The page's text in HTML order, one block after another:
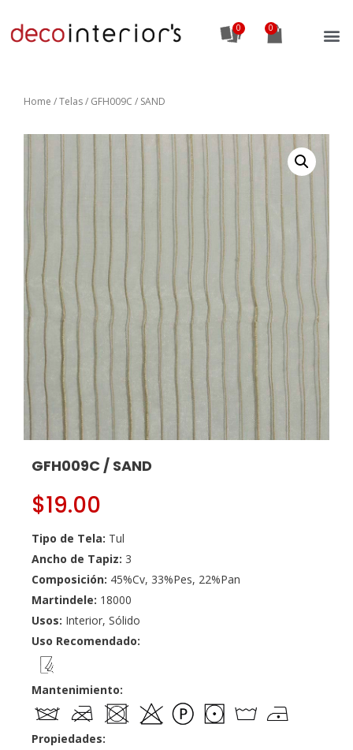
0
Home /Telas/ GFH009C / SAND
GFH009C / SAND
$19.00
Tipo de Tela: Tul
Ancho de Tapiz: 3
Composición: 45%Cv, 33%Pes, 22%Pan
Martindele: 18000
Usos: Interior, Sólido
Uso Recomendado:
Mantenimiento:
Propiedades: